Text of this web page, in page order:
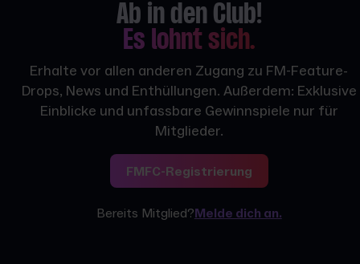
Ab in den Club!
Es lohnt sich.
Erhalte vor allen anderen Zugang zu FM-Feature-
Drops, News und Enthüllungen. Außerdem: Exklusive
Einblicke und unfassbare Gewinnspiele nur für
Mitglieder.
FMFC-Registrierung
Bereits Mitglied?Melde dich an.